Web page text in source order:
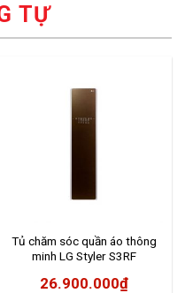
TỰ
Tủ chăm sóc quần áo thông
minh LG Styler S3RF
26.900.000₫